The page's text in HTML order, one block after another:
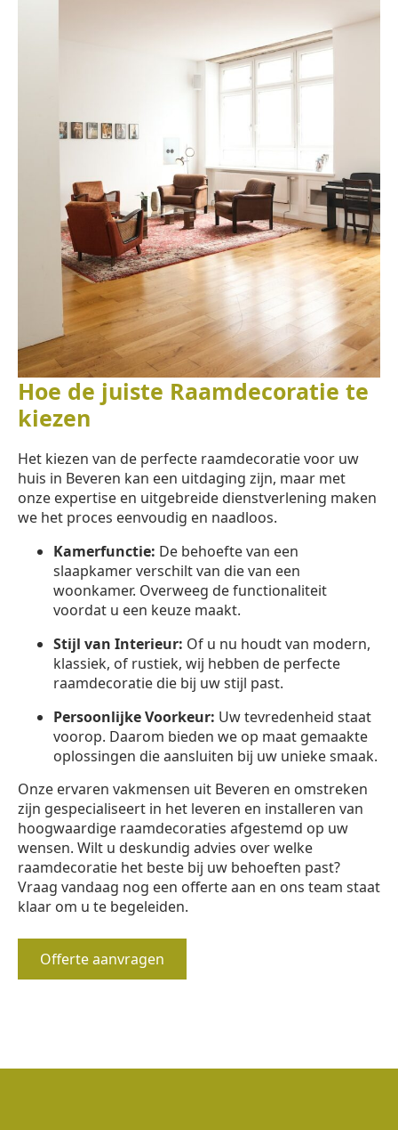
Hoe de juiste Raamdecoratie te
kiezen
Het kiezen van de perfecte raamdecoratie voor uw
huis in Beveren kan een uitdaging zijn, maar met
onze expertise en uitgebreide dienstverlening maken
we het proces eenvoudig en naadloos.
Kamerfunctie: De behoefte van een
slaapkamer verschilt van die van een
woonkamer. Overweeg de functionaliteit
voordat u een keuze maakt.
Stijl van Interieur: Of u nu houdt van modern,
klassiek, of rustiek, wij hebben de perfecte
raamdecoratie die bij uw stijl past.
Persoonlijke Voorkeur: Uw tevredenheid staat
voorop. Daarom bieden we op maat gemaakte
oplossingen die aansluiten bij uw unieke smaak.
Onze ervaren vakmensen uit Beveren en omstreken
zijn gespecialiseert in het leveren en installeren van
hoogwaardige raamdecoraties afgestemd op uw
wensen. Wilt u deskundig advies over welke
raamdecoratie het beste bij uw behoeften past?
Vraag vandaag nog een offerte aan en ons team staat
klaar om u te begeleiden.
Offerte aanvragen